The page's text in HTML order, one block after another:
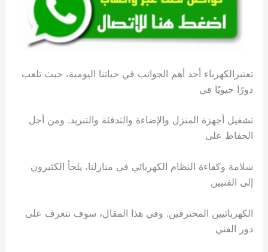
تعتبرالكهرباء أحد أهم الجوانب في حياتنا اليومية، حيث تلعب
دورًا حيويًا في
تشغيل أجهزة المنزل والإضاءة والتدفئة والتبريد. ومن أجل
الحفاظ على
سلامة وكفاءة النظام الكهربائي في منازلنا، يلجأ الكثيرون
إلى الفنيين
الكهربائيين المحترفين. وفي هذا المقال، سوف نتعرف على
دور الفني